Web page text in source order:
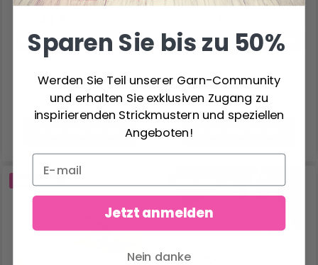
Angebot bis 12/08/2026
Angebot bis 12/08/2026
Sparen Sie bis zu 50%
Werden Sie Teil unserer Garn-Community
und erhalten Sie exklusiven Zugang zu
inspirierenden Strickmustern und speziellen
Angeboten!
Jetzt anmelden
Nein danke